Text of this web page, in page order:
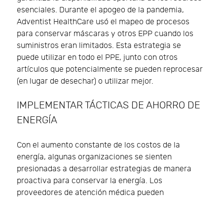
esenciales. Durante el apogeo de la pandemia,
Adventist HealthCare usó el mapeo de procesos
para conservar máscaras y otros EPP cuando los
suministros eran limitados. Esta estrategia se
puede utilizar en todo el PPE, junto con otros
artículos que potencialmente se pueden reprocesar
(en lugar de desechar) o utilizar mejor.
IMPLEMENTAR TÁCTICAS DE AHORRO DE
ENERGÍA
Con el aumento constante de los costos de la
energía, algunas organizaciones se sienten
presionadas a desarrollar estrategias de manera
proactiva para conservar la energía. Los
proveedores de atención médica pueden